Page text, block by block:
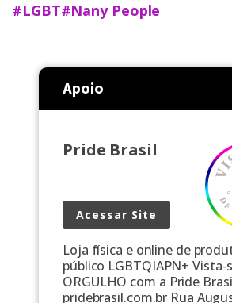
#LGBT#Nany People
Apoio
Pride Brasil
Acessar Site
Loja física e online de
público LGBTQIAPN+ Vista-
ORGULHO com a Pride
pridebrasil.com.br Rua